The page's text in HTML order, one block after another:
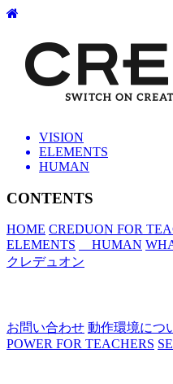
VISION
ELEMENTS
HUMAN
CONTENTS
HOME CREDUON FOR
ELEMENTS
HUMAN
クレデュオン
お問い合わせ 動作環境につ
POWER FOR TEACHERS